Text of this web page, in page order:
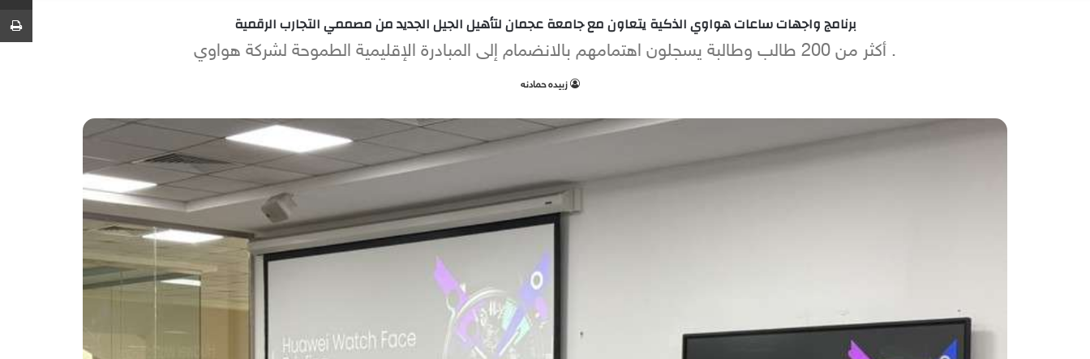
برنامج واجهات ساعات هواوي الذكية يتعاون مع جامعة عجمان لتأهيل الجيل الجديد من مصممي التجارب الرقمية
. أكثر من 200 طالب وطالبة يسجلون اهتمامهم بالانضمام إلى المبادرة الإقليمية الطموحة لشركة هواوي
زبيده حمادنه